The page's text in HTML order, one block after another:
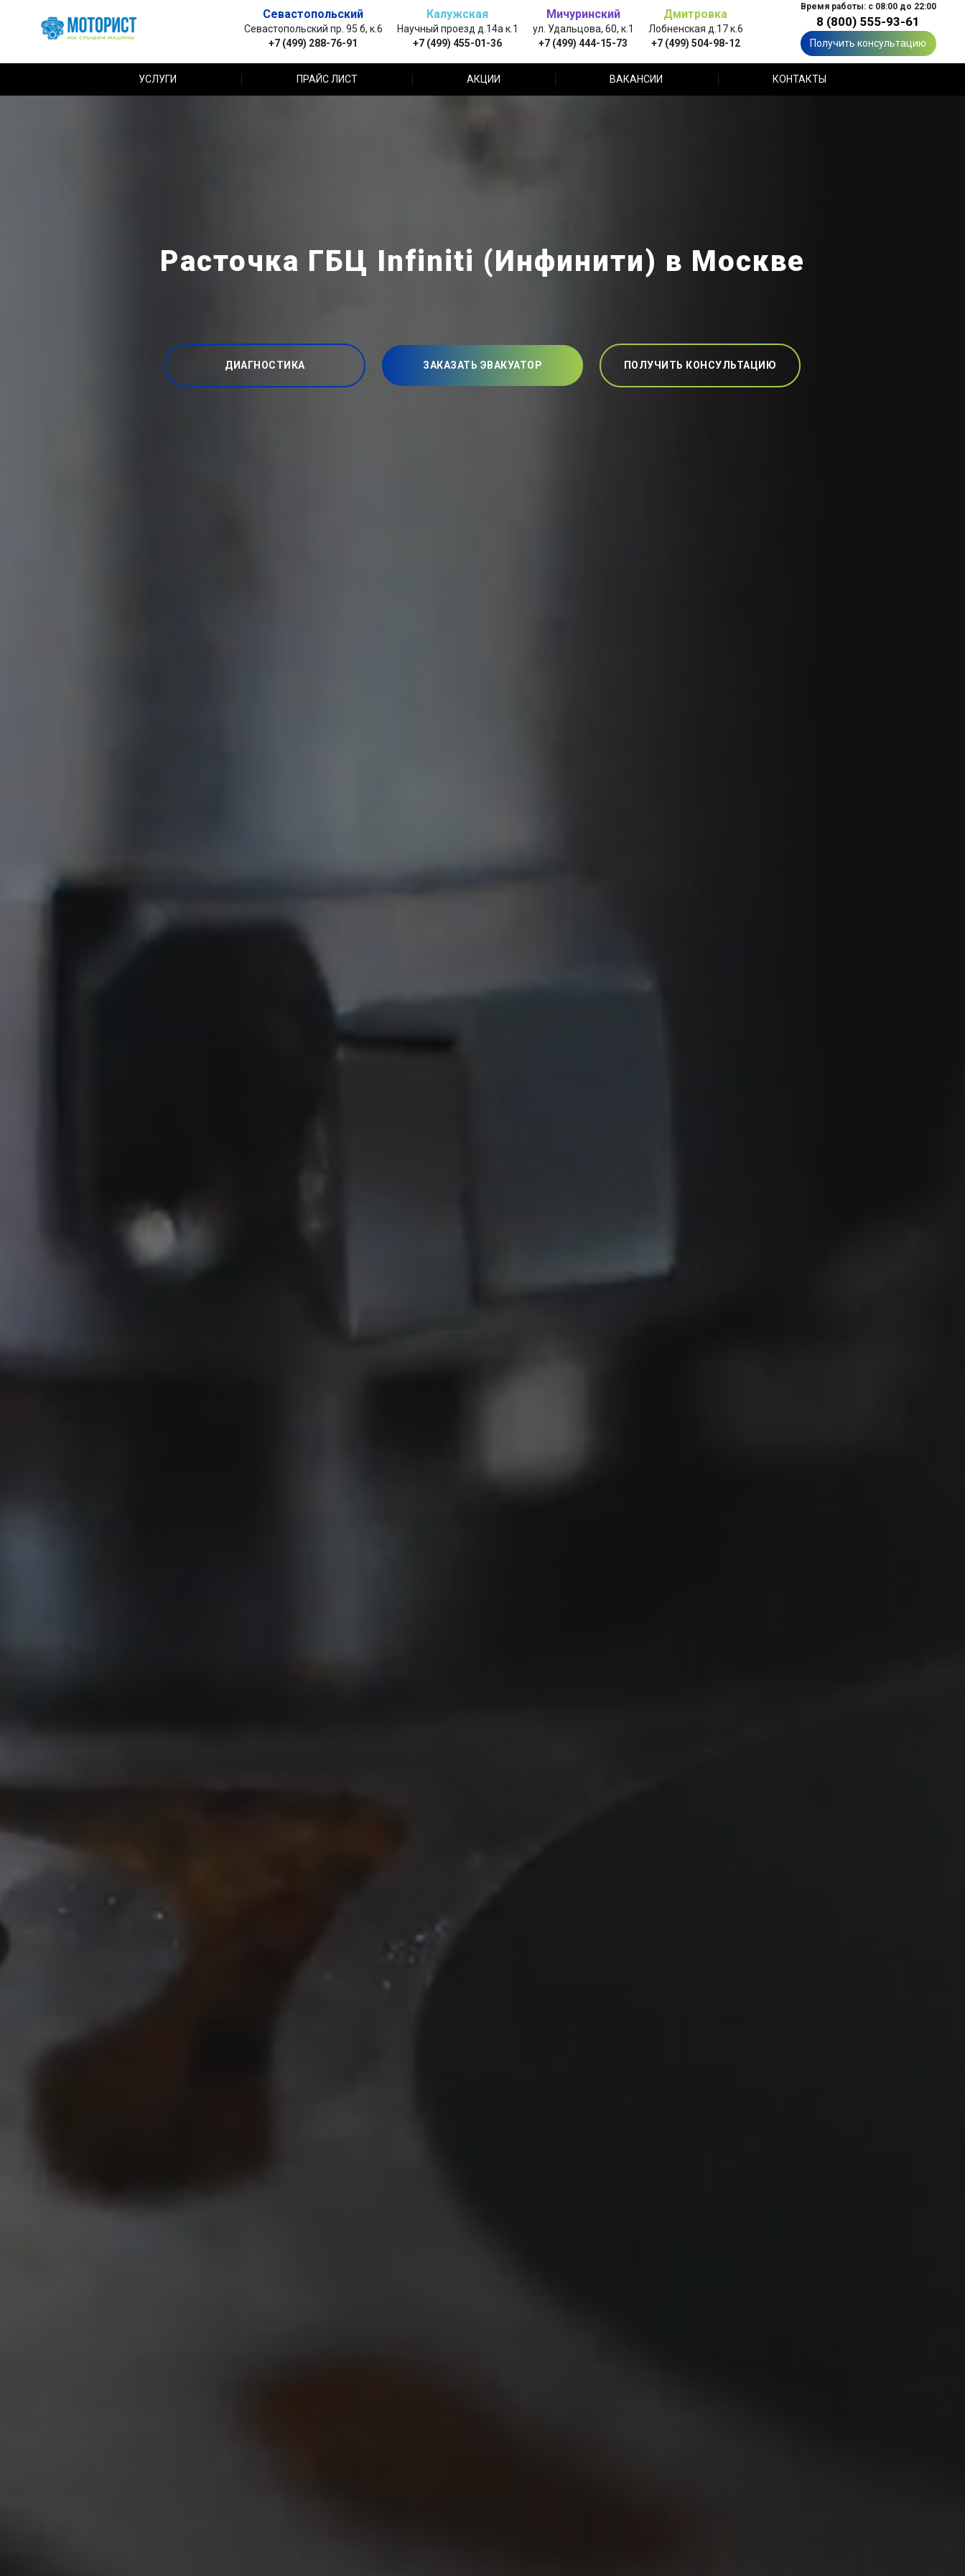
Севастопольский
Севастопольский пр. 95 б, к.6
+7 (499) 288-76-91
Калужская
Научный проезд д.14а к.1
+7 (499) 455-01-36
Мичуринский
ул. Удальцова, 60, к.1
+7 (499) 444-15-73
Дмитровка
Лобненская д.17 к.6
+7 (499) 504-98-12
Время работы: с 08:00 до 22:00
8 (800) 555-93-61
Получить консультацию
УСЛУГИ ПРАЙС ЛИСТ АКЦИИ ВАКАНСИИ КОНТАКТЫ
Расточка ГБЦ Infiniti (Инфинити) в Москве
ДИАГНОСТИКА ЗАКАЗАТЬ ЭВАКУАТОР ПОЛУЧИТЬ КОНСУЛЬТАЦИЮ